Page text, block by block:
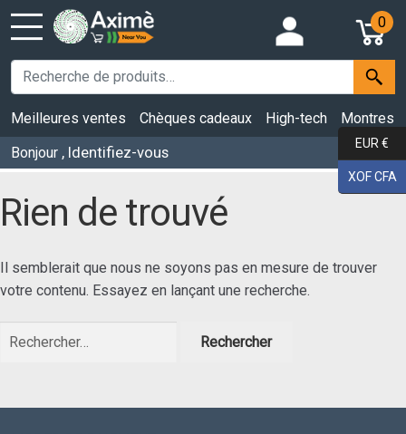
0
Meilleures ventes Chèques cadeaux High-tech
Montres
Bonjour , Identifiez-vous
Rien de trouvé
Il semblerait que nous ne soyons pas en mesure de trouver
votre contenu. Essayez en lançant une recherche.
Rechercher :
EUR €
XOF CFA